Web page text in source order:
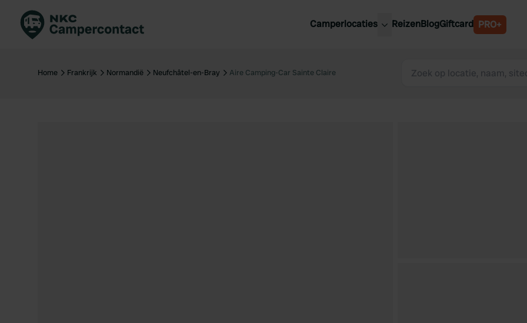
Camperlocaties
Nederland
Nederland
Luxemburg
ReizenBlogGiftcard PRO+
Home Frankrijk Normandië Neufchâtel-en-Bray Aire Camping-Car Sainte Claire